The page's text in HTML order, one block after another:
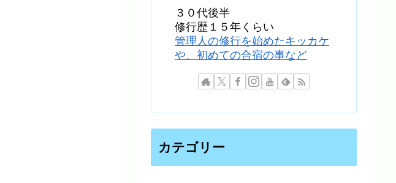
３０代後半
修行歴１５年くらい
管理人の修行を始めたキッカケ
や、初めての合宿の事など
カテゴリー